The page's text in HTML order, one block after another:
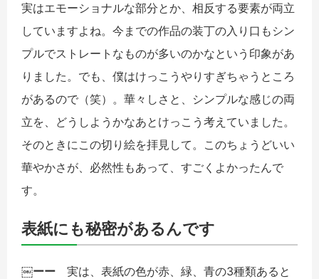
実はエモーショナルな部分とか、相反する要素が両立
していますよね。今までの作品の装丁の入り口もシン
プルでストレートなものが多いのかなという印象があ
りました。でも、僕はけっこうやりすぎちゃうところ
があるので（笑）。華々しさと、シンプルな感じの両
立を、どうしようかなあとけっこう考えていました。
そのときにこの切り絵を拝見して。このちょうどいい
華やかさが、必然性もあって、すごくよかったんで
す。
表紙にも秘密があるんです
￼ーー 実は、表紙の色が赤、緑、青の3種類あると